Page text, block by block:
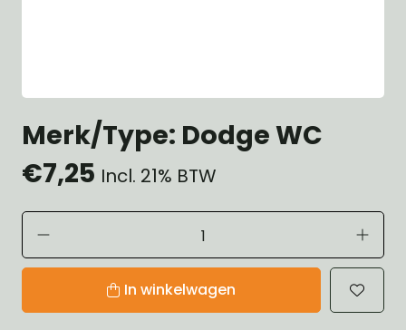
Merk/Type: Dodge WC
€7,25 Incl. 21% BTW
In winkelwagen